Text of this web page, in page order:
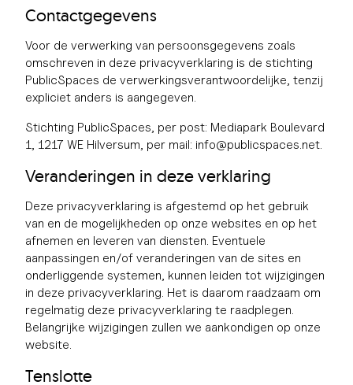
Contactgegevens
Voor de verwerking van persoonsgegevens zoals
omschreven in deze privacyverklaring is de stichting
PublicSpaces de verwerkingsverantwoordelijke, tenzij
expliciet anders is aangegeven.
Stichting PublicSpaces, per post: Mediapark Boulevard
1, 1217 WE Hilversum, per mail: info@publicspaces.net.
Veranderingen in deze verklaring
Deze privacyverklaring is afgestemd op het gebruik
van en de mogelijkheden op onze websites en op het
afnemen en leveren van diensten. Eventuele
aanpassingen en/of veranderingen van de sites en
onderliggende systemen, kunnen leiden tot wijzigingen
in deze privacyverklaring. Het is daarom raadzaam om
regelmatig deze privacyverklaring te raadplegen.
Belangrijke wijzigingen zullen we aankondigen op onze
website.
Tenslotte